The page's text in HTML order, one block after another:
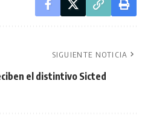
SIGUIENTE NOTICIA
el distintivo Sicted